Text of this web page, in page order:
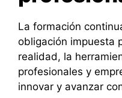
La formación
obligación impuesta
realidad, la
profesionales y
innovar y avanzar